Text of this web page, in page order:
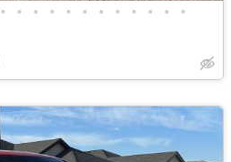
• • • • • • • • • • • •